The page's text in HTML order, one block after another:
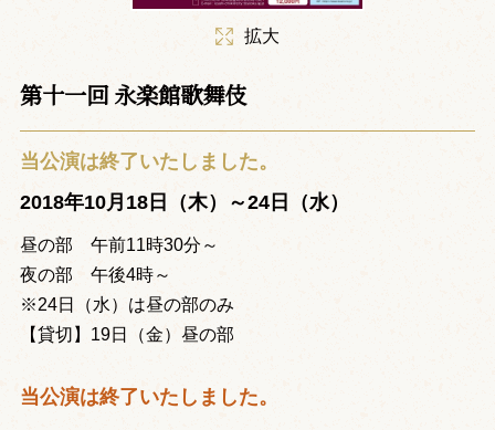
拡大
第十一回 永楽館歌舞伎
当公演は終了いたしました。
2018年10月18日（木）～24日（水）
昼の部 午前11時30分～
夜の部 午後4時～
※24日（水）は昼の部のみ
【貸切】19日（金）昼の部
当公演は終了いたしました。